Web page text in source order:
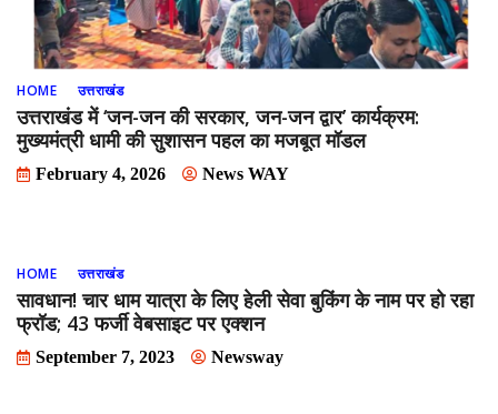
HOME उत्तराखंड
उत्तराखंड में ‘जन-जन की सरकार, जन-जन द्वार’ कार्यक्रम:
मुख्यमंत्री धामी की सुशासन पहल का मजबूत मॉडल
February 4, 2026 News WAY
HOME उत्तराखंड
सावधान! चार धाम यात्रा के लिए हेली सेवा बुकिंग के नाम पर हो रहा
फ्रॉड; 43 फर्जी वेबसाइट पर एक्शन
September 7, 2023 Newsway